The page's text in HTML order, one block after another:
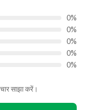
0%
0%
0%
0%
0%
साझा करें।